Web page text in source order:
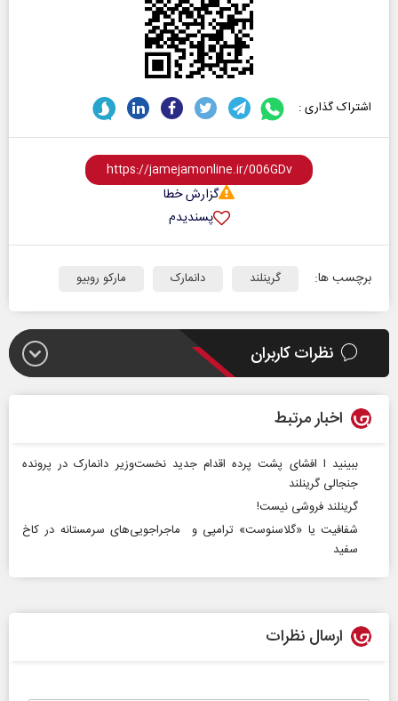
اشتراک گذاری :
گزارش خطا
پسندیدم
برچسب ها: گرینلند دانمارک مارکو روبیو
نظرات کاربران
اخبار مرتبط
ببینید ا افشای پشت پرده اقدام جدید نخست‌وزیر دانمارک در پرونده
جنجالی گرینلند
گرینلند فروشی نیست!
شفافیت یا «گلاسنوست» ترامپی و ماجراجویی‌های سرمستانه در کاخ
سفید
ارسال نظرات